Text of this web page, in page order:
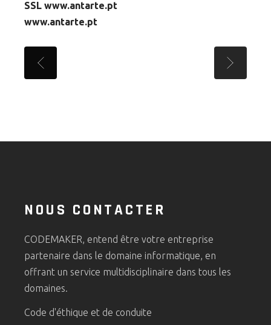
SSL www.antarte.pt
www.antarte.pt
NOUS CONTACTER
CODEMAKER, entend être votre entreprise
partenaire dans le domaine informatique, en
offrant un service multidisciplinaire dans tous les
domaines.
Code d'éthique et de conduite